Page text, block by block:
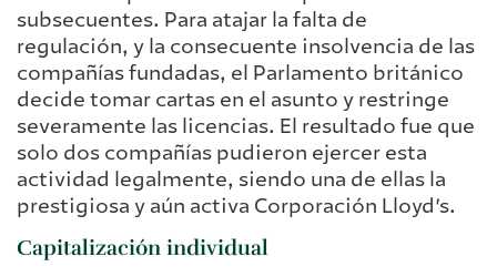
subsecuentes. Para atajar la falta de
regulación, y la consecuente insolvencia de las
compañías fundadas, el Parlamento británico
decide tomar cartas en el asunto y restringe
severamente las licencias. El resultado fue que
solo dos compañías pudieron ejercer esta
actividad legalmente, siendo una de ellas la
prestigiosa y aún activa Corporación Lloyd’s.
Capitalización individual